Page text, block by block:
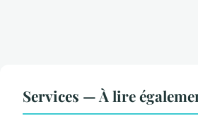
Services — À lire